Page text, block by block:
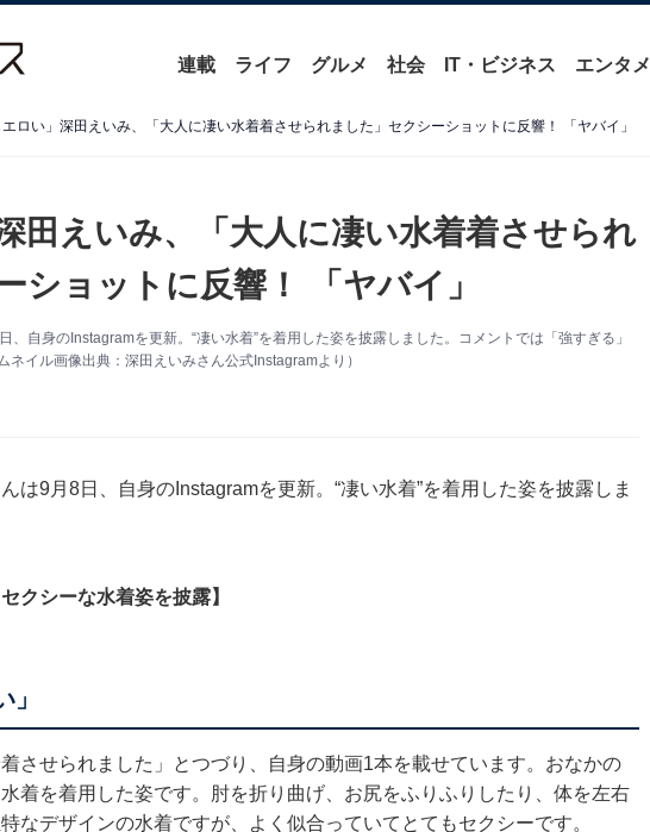
連載 ライフ グルメ 社会 IT・ビジネス エンタメ
エロい」深田えいみ、「大人に凄い水着着させられました」セクシーショットに反響！ 「ヤバイ」
田えいみ、「大人に凄い水着着させられ
ショットに反響！ 「ヤバイ」
、自身のInstagramを更新。“凄い水着”を着用した姿を披露しました。コメントでは「強すぎる」
ネイル画像出典：深田えいみさん公式Instagramより）
は9月8日、自身のInstagramを更新。“凄い水着”を着用した姿を披露しま
クシーな水着姿を披露】
させられました」とつづり、自身の動画1本を載せています。おなかの
着を着用した姿です。肘を折り曲げ、お尻をふりふりしたり、体を左右
なデザインの水着ですが、よく似合っていてとてもセクシーです。